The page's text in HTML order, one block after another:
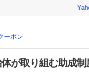
ーポン
が取り組む助成制